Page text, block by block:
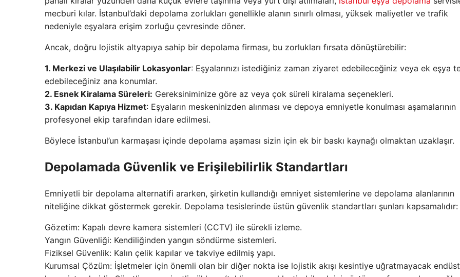
mecburi kılar. İstanbul’daki depolama zorlukları genellikle alanın sınırlı olması, yüksek maliyetler ve trafik
nedeniyle eşyalara erişim zorluğu çevresinde döner.
Ancak, doğru lojistik altyapıya sahip bir depolama firması, bu zorlukları fırsata dönüştürebilir:
1. Merkezi ve Ulaşılabilir Lokasyonlar: Eşyalarınızı istediğiniz zaman ziyaret edebileceğiniz veya ek eşya
edebileceğiniz ana konumlar.
2. Esnek Kiralama Süreleri: Gereksiniminize göre az veya çok süreli kiralama seçenekleri.
3. Kapıdan Kapıya Hizmet: Eşyaların meskeninizden alınması ve depoya emniyetle konulması aşamalarının
profesyonel ekip tarafından idare edilmesi.
Böylece İstanbul’un karmaşası içinde depolama aşaması sizin için ek bir baskı kaynağı olmaktan uzaklaşır.
Depolamada Güvenlik ve Erişilebilirlik Standartları
Emniyetli bir depolama alternatifi ararken, şirketin kullandığı emniyet sistemlerine ve depolama alanlarının
niteliğine dikkat göstermek gerekir. Depolama tesislerinde üstün güvenlik standartları şunları kapsamalıdır:
Gözetim: Kapalı devre kamera sistemleri (CCTV) ile sürekli izleme.
Yangın Güvenliği: Kendiliğinden yangın söndürme sistemleri.
Fiziksel Güvenlik: Kalın çelik kapılar ve takviye edilmiş yapı.
Kurumsal Çözüm: İşletmeler için önemli olan bir diğer nokta ise lojistik akışı kesintiye uğratmayacak